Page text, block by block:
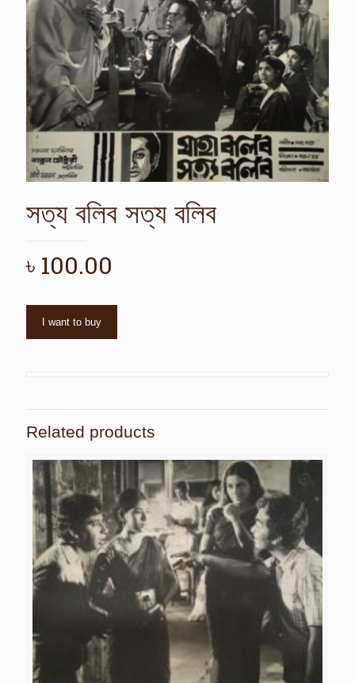
সত্য বলিব সত্য বলিব
৳ 100.00
I want to buy
Related products